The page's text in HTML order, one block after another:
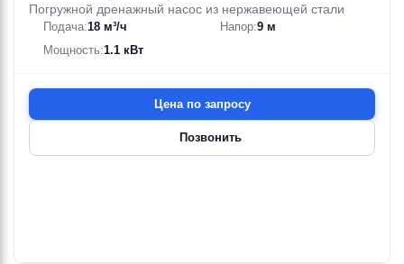
Погружной дренажный насос из нержавеющей стали
Подача:18 м³/ч Напор:9 м
Мощность:1.1 кВт
Цена по запросу
Позвонить